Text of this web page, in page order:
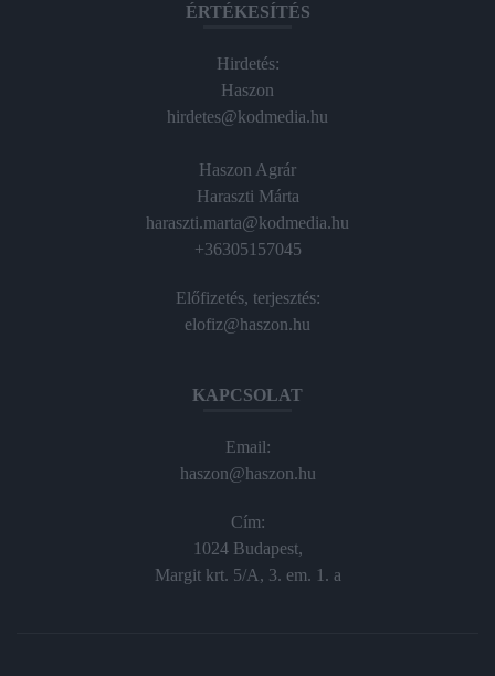
ÉRTÉKESÍTÉS
Hirdetés:
Haszon
hirdetes@kodmedia.hu
Haszon Agrár
Haraszti Márta
haraszti.marta@kodmedia.hu
+36305157045
Előfizetés, terjesztés:
elofiz@haszon.hu
KAPCSOLAT
Email:
haszon@haszon.hu
Cím:
1024 Budapest,
Margit krt. 5/A, 3. em. 1. a